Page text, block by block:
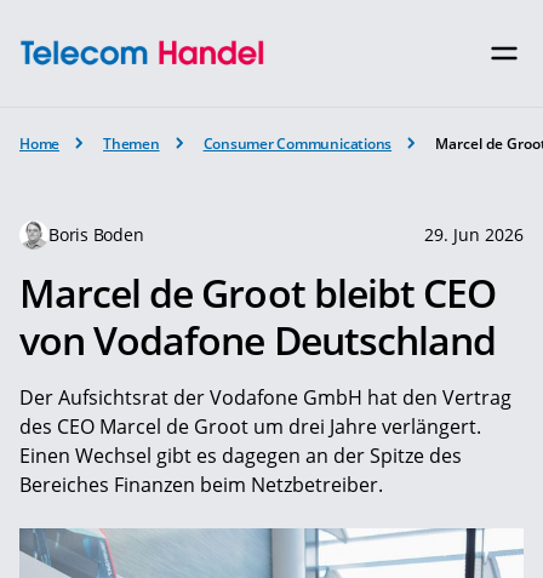
Home Themen Consumer Communications Marcel de
Boris Boden 29. Jun 2026
Marcel de Groot bleibt CEO
von Vodafone Deutschland
Der Aufsichtsrat der Vodafone GmbH hat den Vertrag
des CEO Marcel de Groot um drei Jahre verlängert.
Einen Wechsel gibt es dagegen an der Spitze des
Bereiches Finanzen beim Netzbetreiber.